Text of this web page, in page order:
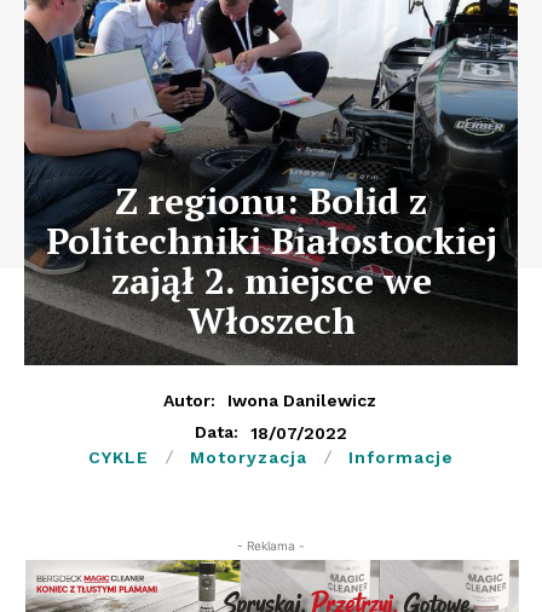
Z regionu: Bolid z
Politechniki Białostockiej
zajął 2. miejsce we
Włoszech
Autor:
Iwona Danilewicz
Data:
18/07/2022
CYKLE
Motoryzacja Informacje
- Reklama -